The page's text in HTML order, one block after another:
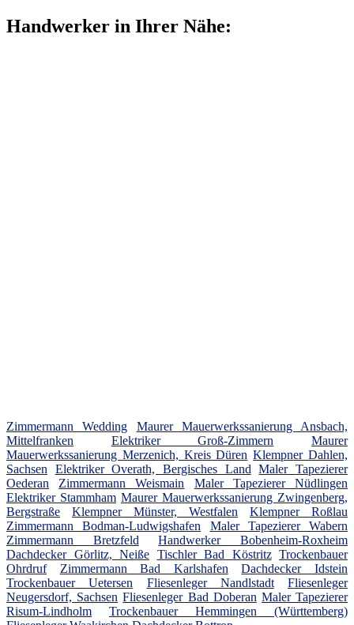
Handwerker in Ihrer Nähe:
Zimmermann Wedding
Maurer Mauerwerkssanierung Ansbach,
Mittelfranken
Elektriker Groß-Zimmern
Maurer
Mauerwerkssanierung Merzenich, Kreis Düren Klempner Dahlen,
Sachsen
Elektriker Overath, Bergisches Land
Maler Tapezierer
Oederan
Zimmermann Weismain
Maler Tapezierer Nüdlingen
Elektriker Stammham Maurer Mauerwerkssanierung Zwingenberg,
Bergstraße
Klempner Münster, Westfalen
Klempner Roßlau
Zimmermann Bodman-Ludwigshafen
Maler Tapezierer Wabern
Zimmermann Bretzfeld
Handwerker Bobenheim-Roxheim
Dachdecker Görlitz, Neiße Tischler Bad Köstritz Trockenbauer
Ohrdruf
Zimmermann Bad Karlshafen
Dachdecker Idstein
Trockenbauer Uetersen
Fliesenleger Nandlstadt
Fliesenleger
Neugersdorf, Sachsen Fliesenleger Bad Doberan Maler Tapezierer
Risum-Lindholm
Trockenbauer Hemmingen (Württemberg)